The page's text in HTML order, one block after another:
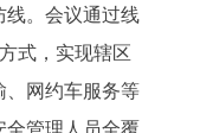
线。会议通过线
式，实现辖区
、网约车服务等
全管理人员全覆